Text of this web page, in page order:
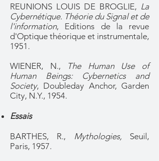
REUNIONS LOUIS DE BROGLIE, La
Cybernétique. Théorie du Signal et de
l'information, Editions de la revue
d'Optique théorique et instrumentale,
1951.
WIENER, N.,
The Human Use of
Human Beings: Cybernetics and
Society, Doubleday Anchor, Garden
City, N.Y., 1954.
Essais
BARTHES, R., Mythologies,Seuil,
Paris, 1957.